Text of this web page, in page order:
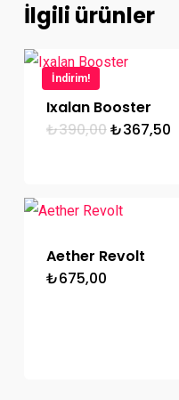
İlgili ürünler
İndirim!
Ixalan Booster
₺390,00Orijinal
₺367,50Şu
Aether Revolt
₺675,00